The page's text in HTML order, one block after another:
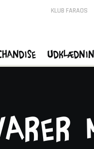
KLUB FARAOS